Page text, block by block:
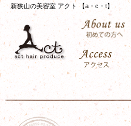
新狭山の美容室 アクト 【a・c・t】